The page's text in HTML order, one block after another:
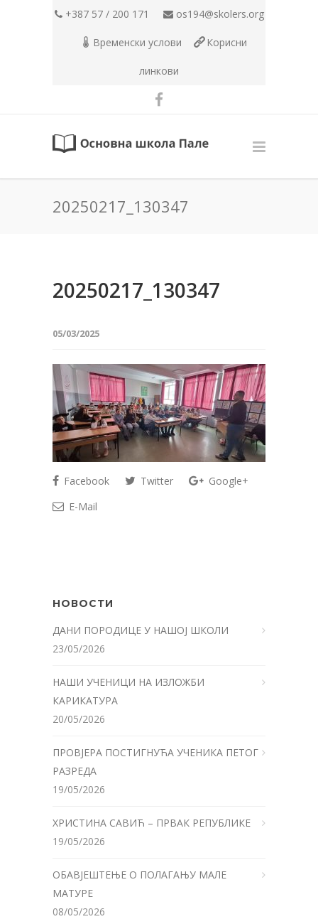
+387 57 / 200 171 os194@skolers.org
Временски услови Корисни
линкови
20250217_130347
20250217_130347
05/03/2025
Facebook Twitter
Google+
E-Mail
НОВОСТИ
ДАНИ ПОРОДИЦЕ У НАШОЈ ШКОЛИ
23/05/2026
НАШИ УЧЕНИЦИ НА ИЗЛОЖБИ
КАРИКАТУРА
20/05/2026
ПРОВЈЕРА ПОСТИГНУЋА УЧЕНИКА ПЕТОГ
РАЗРЕДА
19/05/2026
ХРИСТИНА САВИЋ – ПРВАК РЕПУБЛИКЕ
19/05/2026
ОБАВЈЕШТЕЊЕ О ПОЛАГАЊУ МАЛЕ
МАТУРЕ
08/05/2026